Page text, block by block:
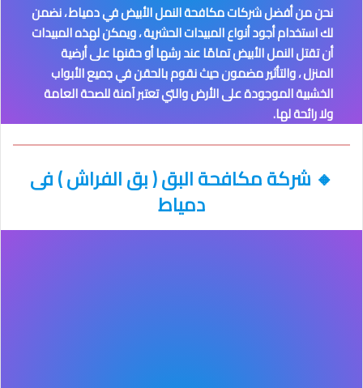
نحن من أفضل شركات مكافحة النمل الأبيض في دمياط، نضمن
لك استخدام أجود أنواع المبيدات الحشرية ، ويمكن لهذه المبيدات
أن تقتل النمل الأبيض تمامًا عند رشها أو حقنها على أرضية
المنزل ، والتأثير مضمون حيث نقوم بالحقن في جميع الأبواب
الخشبية الموجودة على الأرض والتي تعتبر آمنة للصحة العامة
ولا رائحة لها.
🔸 شركة مكافحة البق ( بق الفراش )فى
دمياط